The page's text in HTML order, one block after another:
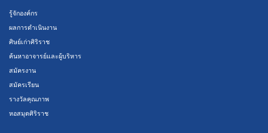
รู้จักองค์กร
ผลการดำเนินงาน
ศิษย์เก่าศิริราช
ค้นหาอาจารย์และผู้บริหาร
สมัครงาน
สมัครเรียน
รางวัลคุณภาพ
หอสมุดศิริราช